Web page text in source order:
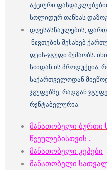
აქციური
სოლიდურ თანხას
დღესასწაულების,
ნივთების შესახებ
ფეის-ჯგუფი მუშაობს.
სიიდან ის პროდუქცია,
საქართველოდან
ჯგუფებზე, რადგან
რენტაბელურია.
მანათობელი ბურთი
წვეულებისთვის ..
მანათობელი კეპები
მანათობელი